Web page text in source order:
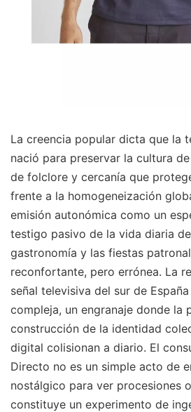
La creencia popular dicta que la
nació para preservar la cultura
de folclore y cercanía que
frente a la homogeneización
emisión autonómica como un
testigo pasivo de la vida diaria
gastronomía y las fiestas
reconfortante, pero errónea. La
señal televisiva del sur de
compleja, un engranaje donde la
construcción de la identidad
digital colisionan a diario. El
Directo no es un simple acto de
nostálgico para ver procesiones
constituye un experimento de